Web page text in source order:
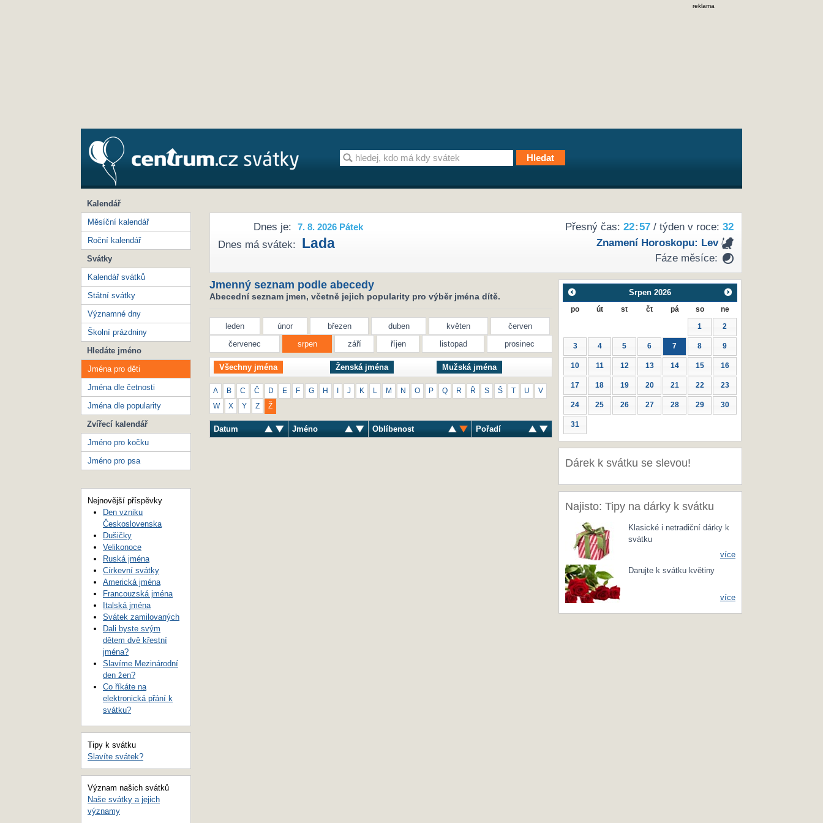
reklama
Přesný čas: 22:57/ týden v roce: 32
Znamení Horoskopu: Lev
Fáze měsíce:
Dnes je: 7. 8. 2026 Pátek
Dnes má svátek: Lada
Jmenný seznam podle abecedy
Abecední seznam jmen, včetně jejich popularity pro výběr jména dítě.
leden únor březen duben květen
červen
červenec
srpen září říjen listopad prosinec
Všechny jména Ženská jména Mužská jména
A B C Č D E F G H J K M N O P Q R Ř S Š U V
W X Y Z Ž
Datum Jméno Oblíbenost Pořadí
Srpen 2026
po út st čt pá so ne
1 2
3 4 5 6 7 8 9
10 11 12 13 14 15 16
17 18 19 20 21 22 23
24 25 26 27 28 29 30
31
Dárek k svátku se slevou!
Najisto: Tipy na dárky k svátku
Klasické i netradiční dárky k
svátku
více
Darujte k svátku květiny
více
Kalendář
Měsíční kalendář
Roční kalendář
Svátky
Kalendář svátků
Státní svátky
Významné dny
Školní prázdniny
Hledáte jméno
Jména pro děti
Jména dle četnosti
Jména dle popularity
Zvířecí kalendář
Jméno pro kočku
Jméno pro psa
Nejnovější příspěvky
Den vzniku
Československa
Dušičky
Velikonoce
Ruská jména
Církevní svátky
Americká jména
Francouzská jména
Italská jména
Svátek zamilovaných
Dali byste svým
dětem dvě křestní
jména?
Slavíme Mezinárodní
den žen?
Co říkáte na
elektronická přání k
svátku?
Tipy k svátku
Slavíte svátek?
Význam našich svátků
Naše svátky a jejich
významy